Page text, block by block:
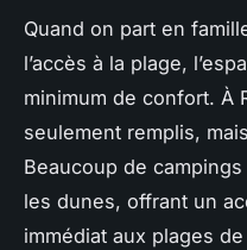
Quand on part en
l’accès à la plage,
minimum de confort. À
seulement remplis,
Beaucoup de
les dunes, offrant un
immédiat aux plages